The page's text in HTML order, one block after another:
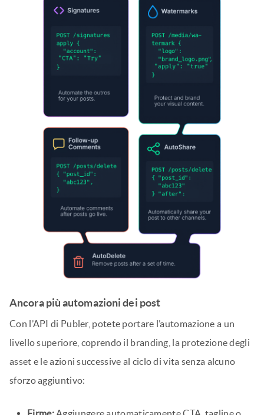
Ancora più automazioni dei post
Con l’API di Publer, potete portare l’automazione a un
livello superiore, coprendo il branding, la protezione degli
asset e le azioni successive al ciclo di vita senza alcuno
sforzo aggiuntivo: